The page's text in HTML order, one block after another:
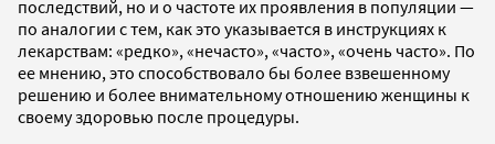
последствий, но и о частоте их проявления в популяции —
по аналогии с тем, как это указывается в инструкциях к
лекарствам: «редко», «нечасто», «часто», «очень часто». По
ее мнению, это способствовало бы более взвешенному
решению и более внимательному отношению женщины к
своему здоровью после процедуры.